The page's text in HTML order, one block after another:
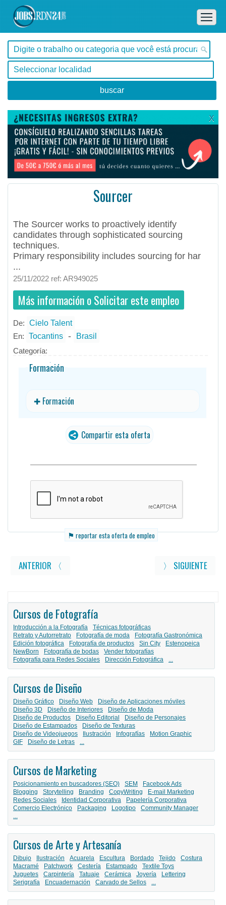
X
Sourcer
The Sourcer works to proactively identify
candidates through sophisticated sourcing
techniques.
Primary responsibility includes sourcing for har
...
25/11/2022 ref: AR949025
Más información o Solicitar este empleo
De: Cielo Talent
En: Tocantins -
Brasil
Categoría:
Formación
✚ Formación
Compartir esta oferta
⚑ reportar esta oferta de empleo
ANTERIOR 〈 〉 SIGUIENTE
Cursos de Fotografía
Introducción a la Fotografía
Técnicas fotográficas
Retrato y Autorretrato
Fotografía de moda
Fotografía Gastronómica
Edición fotográfica
Fotografía de productos Sin City
Estenopeica
NewBorn
Fotografía de bodas
Vender fotografías
Fotografía para Redes Sociales
Dirección Fotográfica ...
Cursos de Diseño
Diseño Gráfico Diseño Web
Diseño de Aplicaciones móviles
Diseño 3D
Diseño de Interiores
Diseño de Moda
Diseño de Productos
Diseño Editorial
Diseño de Personajes
Diseño de Estampados
Diseño de Texturas
Diseño de Videojuegos
Ilustración Infografías
Motion Graphic
GIF
Diseño de Letras ...
Cursos de Marketing
Posicionamiento en buscadores (SEO) SEM
Facebook Ads
Blogging
Storytelling Branding CopyWriting
E-mail Marketing
Redes Sociales
Identidad Corporativa
Papelería Corporativa
Comercio Electrónico
Packaging Logotipo
Community Manager
...
Cursos de Arte y Artesanía
Dibujo Ilustración Acuarela Escultura Bordado Tejido
Costura
Macramé
Patchwork Cestería Estampado
Textile Toys
Juguetes
Carpintería Tatuaje Cerámica Joyería
Lettering
Serigrafía
Encuadernación Carvado de Sellos ...